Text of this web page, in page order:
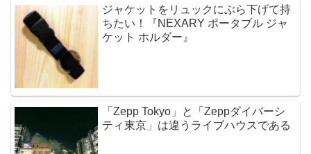
ジャケットをリュックにぶら下げて持
ちたい！『NEXARY ポータブル ジャ
ケット ホルダー』
「Zepp Tokyo」と「Zeppダイバーシ
ティ東京」は違うライブハウスである